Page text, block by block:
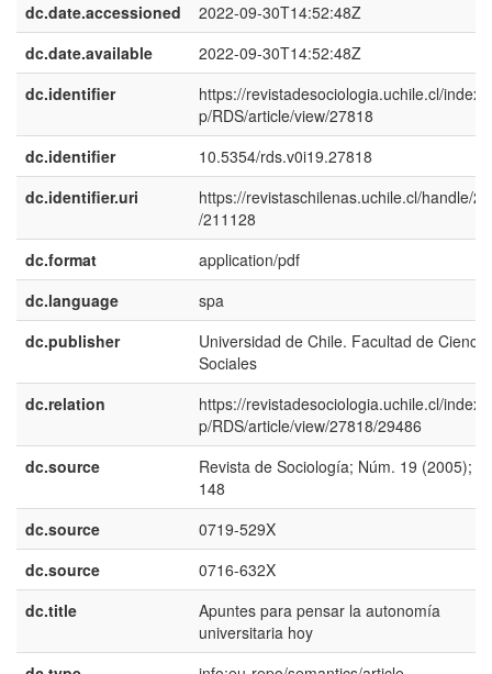
dc.date.accessioned
2022-09-30T14:52:48Z
dc.date.available
2022-09-30T14:52:48Z
dc.identifier
https://revistadesociologia.uchile.cl/
p/RDS/article/view/27818
dc.identifier
10.5354/rds.v0i19.27818
dc.identifier.uri
https://revistaschilenas.uchile.cl/handle/
/211128
dc.format
application/pdf
dc.language
spa
dc.publisher
Universidad de Chile. Facultad de
Sociales
dc.relation
https://revistadesociologia.uchile.cl/
p/RDS/article/view/27818/29486
dc.source
Revista de Sociología; Núm. 19 (2005);
148
dc.source
0719-529X
dc.source
0716-632X
dc.title
Apuntes para pensar la autonomía
universitaria hoy